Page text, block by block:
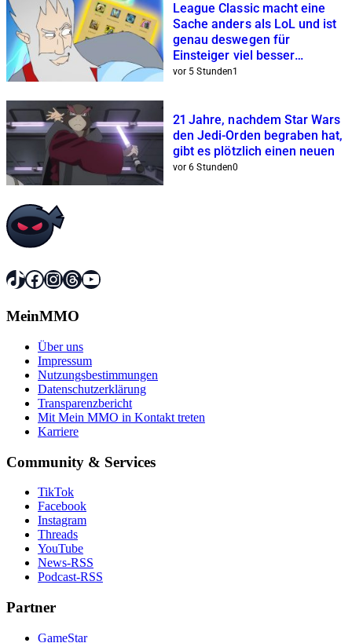
League Classic macht eine
Sache anders als LoL und ist
genau deswegen für
Einsteiger viel besser
geeignet
vor 5 Stunden1
21 Jahre, nachdem Star Wars
den Jedi-Orden begraben hat,
gibt es plötzlich einen neuen
vor 6 Stunden0
TikTok
Facebook
Instagram
Threads
YouTube
MeinMMO
Über uns
Impressum
Nutzungsbestimmungen
Datenschutzerklärung
Transparenzbericht
Mit Mein MMO in Kontakt treten
Karriere
Community & Services
TikTok
Facebook
Instagram
Threads
YouTube
News-RSS
Podcast-RSS
Partner
GameStar